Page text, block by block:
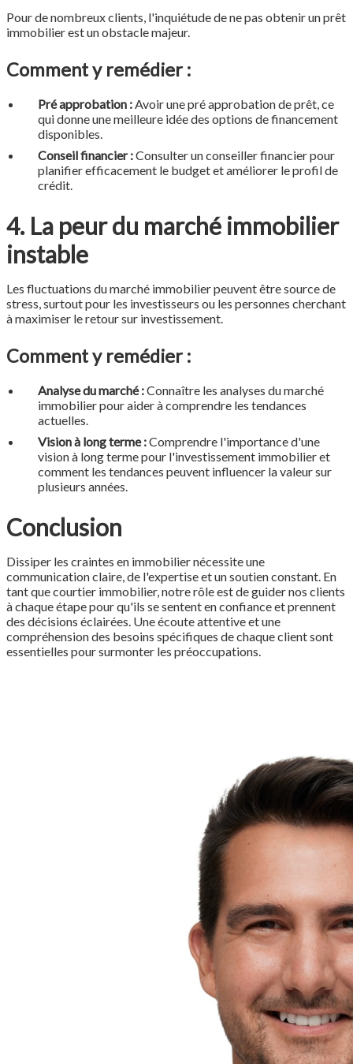
Pour de nombreux clients, l'inquiétude de ne pas obtenir un prêt
immobilier est un obstacle majeur.
Comment y remédier :
Pré approbation :Avoir une pré approbation de prêt, ce
qui donne une meilleure idée des options de financement
disponibles.
Conseil financier :Consulter un conseiller financier pour
planifier efficacement le budget et améliorer le profil de
crédit.
4. La peur du marché immobilier
instable
Les fluctuations du marché immobilier peuvent être source de
stress, surtout pour les investisseurs ou les personnes cherchant
à maximiser le retour sur investissement.
Comment y remédier :
Analyse du marché :Connaître les analyses du marché
immobilier pour aider à comprendre les tendances
actuelles.
Vision à long terme :Comprendre l'importance d'une
vision à long terme pour l'investissement immobilier et
comment les tendances peuvent influencer la valeur sur
plusieurs années.
Conclusion
Dissiper les craintes en immobilier nécessite une
communication claire, de l'expertise et un soutien constant. En
tant que courtier immobilier, notre rôle est de guider nos clients
à chaque étape pour qu'ils se sentent en confiance et prennent
des décisions éclairées. Une écoute attentive et une
compréhension des besoins spécifiques de chaque client sont
essentielles pour surmonter les préoccupations.